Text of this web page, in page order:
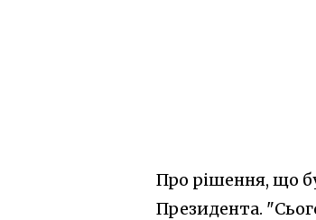
Про рішення, що
Президента.